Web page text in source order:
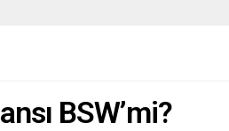
BSW’mi?